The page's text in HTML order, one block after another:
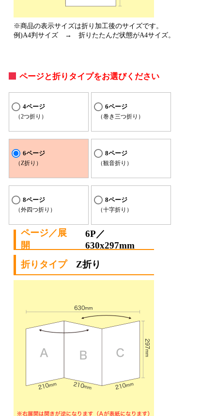
※商品の表示サイズは折り加工後のサイズです。
例)A4判サイズ → 折りたたんだ状態がA4サイズ。
ページと折りタイプをお選びください
4ページ
（2つ折り）
6ページ
（巻き三つ折り）
6ページ
（Z折り）
8ページ
（観音折り）
8ページ
（外四つ折り）
8ページ
（十字折り）
6P／
630x297mm
Z折り